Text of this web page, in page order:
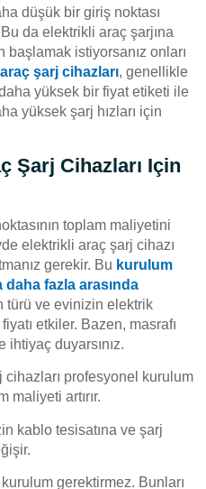
düşük bir giriş noktası
da elektrikli araç şarjına
başlamak istiyorsanız onları
şarj cihazları, genellikle
yüksek bir fiyat etiketi ile
yüksek şarj hızları için
Şarj Cihazları Için
toplam maliyetini
elektrikli araç şarj cihazı
gerekir. Bu kurulum
daha fazla arasında
türü ve evinizin elektrik
etkiler. Bazen, masrafı
ihtiyaç duyarsınız.
profesyonel kurulum
maliyeti artırır.
kablo tesisatına ve şarj
gerektirmez. Bunları